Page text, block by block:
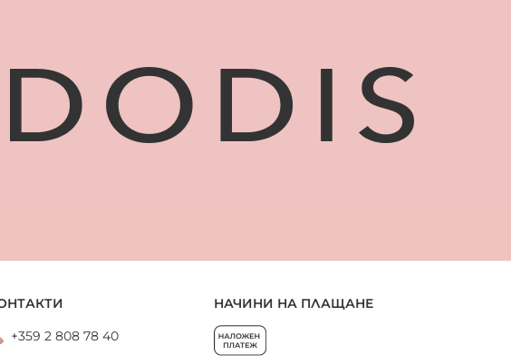
+359 2 808 78 40
НАЧИНИ НА ПЛАЩАНЕ